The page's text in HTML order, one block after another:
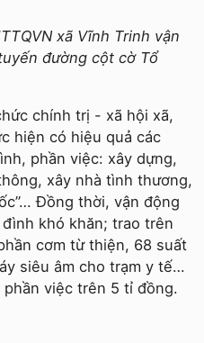
xã Vĩnh Trinh vận
đường cột cờ Tổ
chính trị - xã hội xã,
hiện có hiệu quả các
phần việc: xây dựng,
xây nhà tình thương,
Đồng thời, vận động
khó khăn; trao trên
cơm từ thiện, 68 suất
siêu âm cho trạm y tế…
việc trên 5 tỉ đồng.